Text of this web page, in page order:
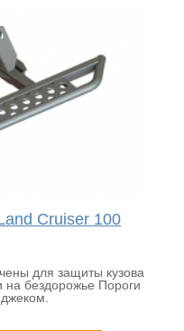
Cruiser 100
для защиты кузова
на бездорожье Пороги